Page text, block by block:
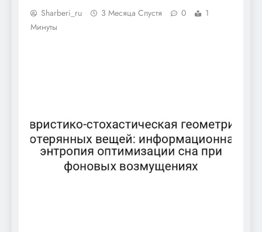
Sharberi_ru 3 Месяца Спустя 0
1
Минуты